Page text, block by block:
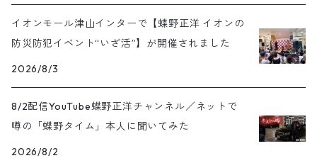
イオンモール津山インターで【蝶野正洋 イオンの
防災防犯イベント“いざ活”】が開催されました
2026/8/3
8/2配信YouTube蝶野正洋チャンネル／ネットで
噂の「蝶野タイム」本人に聞いてみた
2026/8/2